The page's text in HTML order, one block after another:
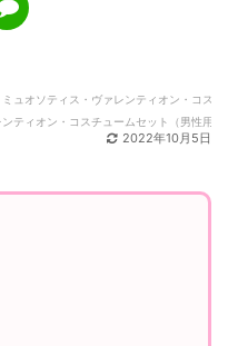
ミュオソティス・ヴァレンティオン・コス
ティオン・コスチュームセット（男性用）
2022年10月5日